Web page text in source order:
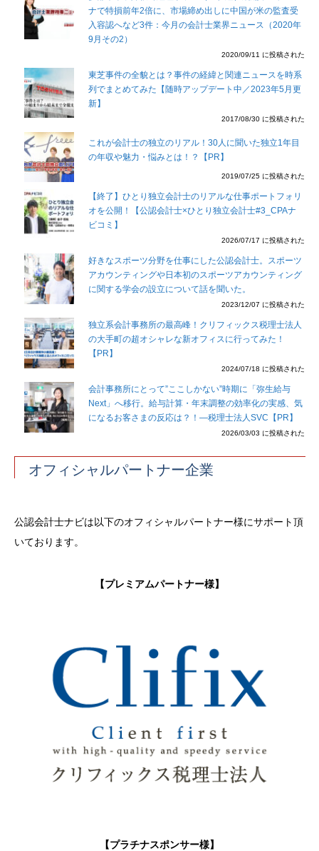
ナで特損前年2倍に、市場締め出しに中国が米の監査受
入容認へなど3件：今月の会計士業界ニュース（2020年
9月その2）
2020/09/11 に投稿された
東芝事件の全貌とは？事件の経緯と関連ニュースを時系
列でまとめてみた【随時アップデート中／2023年5月更
新】
2017/08/30 に投稿された
これが会計士の独立のリアル！30人に聞いた独立1年目
の年収や魅力・悩みとは！？【PR】
2019/07/25 に投稿された
【終了】ひとり独立会計士のリアルな仕事ポートフォリ
オを公開！【公認会計士×ひとり独立会計士#3_CPAナ
ビコミ】
2026/07/17 に投稿された
好きなスポーツ分野を仕事にした公認会計士。スポーツ
アカウンティングや日本初のスポーツアカウンティング
に関する学会の設立について話を聞いた。
2023/12/07 に投稿された
独立系会計事務所の最高峰！クリフィックス税理士法人
の大手町の超オシャレな新オフィスに行ってみた！
【PR】
2024/07/18 に投稿された
会計事務所にとって”ここしかない”時期に「弥生給与
Next」へ移行。給与計算・年末調整の効率化の実感、気
になるお客さまの反応は？！―税理士法人SVC【PR】
2026/03/03 に投稿された
オフィシャルパートナー企業
公認会計士ナビは以下のオフィシャルパートナー様にサポート頂
いております。
【プレミアムパートナー様】
【プラチナスポンサー様】